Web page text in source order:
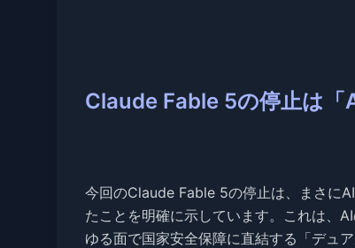
Claude Fable 5の停止は「
今回のClaude Fable 5の停止は、まさに
たことを明確に示しています。これは、
ゆる面で国家安全保障に直結する「デュ